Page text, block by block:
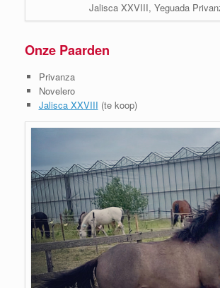
Jalisca XXVIII, Yeguada
Onze Paarden
Privanza
Novelero
Jalisca XXVIII (te koop)